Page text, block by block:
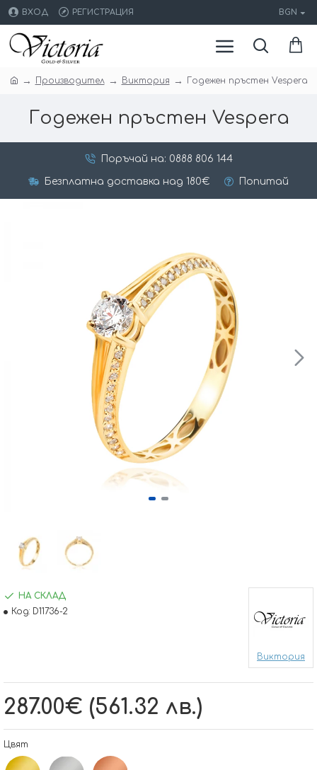
ВХОД РЕГИСТРАЦИЯ BGN
Производител Виктория Годежен пръстен Vespera
Годежен пръстен Vespera
Поръчай на: 0888 806 144
Безплатна доставка над 180€ Попитай
287.00€ (561.32 лв.)
НА СКЛАД
Код: D11736-2
Виктория
Цвят